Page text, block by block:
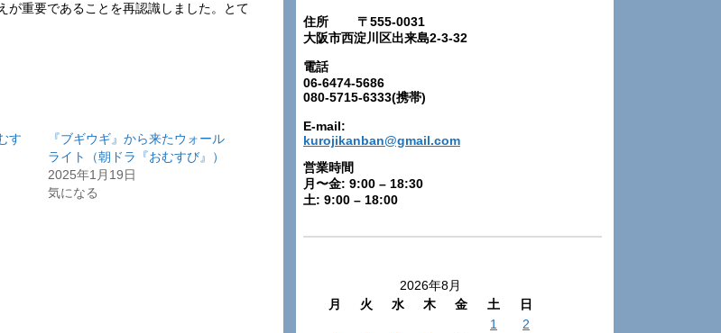
が重要であることを再認識しました。とて
す
『ブギウギ』から来たウォール
ライト（朝ドラ『おむすび』）
2025年1月19日
気になる
住所 〒555-0031
大阪市西淀川区出来島2-3-32
電話
06-6474-5686
080-5715-6333(携帯)
E-mail:
kurojikanban@gmail.com
営業時間
月〜金: 9:00 – 18:30
土: 9:00 – 18:00
2026年8月
月
火 水 木 金 土
日
1
2